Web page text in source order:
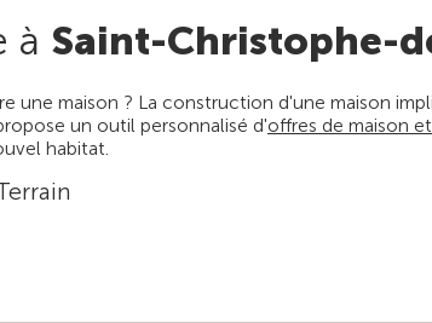
à Saint-Christophe-
une maison ? La construction d'une maison
un outil personnalisé d'offres de maison
habitat.